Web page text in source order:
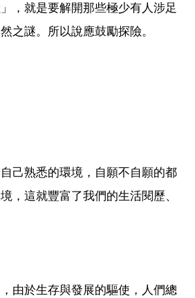
，就是要解開那些極少有人涉足
之謎。所以說應鼓勵探險。
己熟悉的環境，自願不自願的都
，這就豐富了我們的生活閱歷、
由於生存與發展的驅使，人們總